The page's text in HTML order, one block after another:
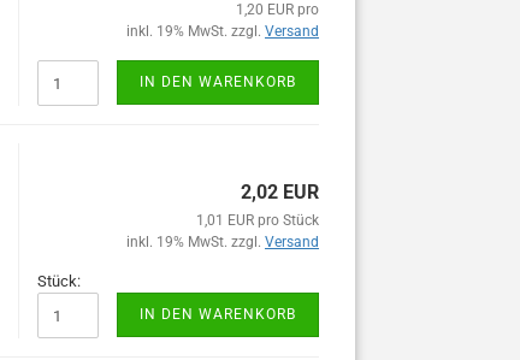
1,20 EUR pro
inkl. 19% MwSt. zzgl. Versand
IN DEN WARENKORB
2,02 EUR
1,01 EUR pro Stück
inkl. 19% MwSt. zzgl. Versand
Stück:
IN DEN WARENKORB